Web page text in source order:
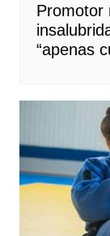
Promotor
“apenas